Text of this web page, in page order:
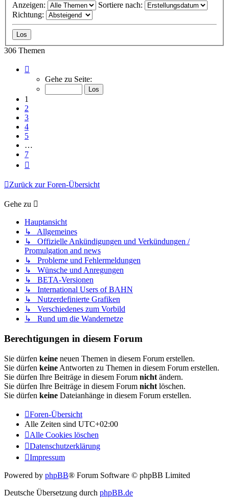
Anzeigen:
Sortiere nach:
Richtung:
306 Themen
von
Gehe zu Seite:
1
2
3
4
5
…
7
Zurück zur Foren-Übersicht
Gehe zu
Hauptansicht
↳ Allgemeines
↳ Offizielle Ankündigungen und Verkündungen /
Promulgation and news
↳ Probleme und Fehlermeldungen
↳ Wünsche und Anregungen
↳ BETA-Versionen
↳ International Users of BAHN
↳ Nutzerdefinierte Grafiken
↳ Verschiedenes zum Vorbild
↳ Rund um die Wandernetze
Berechtigungen in diesem Forum
Sie dürfen keine neuen Themen in diesem Forum erstellen.
Sie dürfen keine Antworten zu Themen in diesem Forum erstellen.
Sie dürfen Ihre Beiträge in diesem Forum nicht ändern.
Sie dürfen Ihre Beiträge in diesem Forum nicht löschen.
Sie dürfen keine Dateianhänge in diesem Forum erstellen.
Foren-Übersicht
Alle Zeiten sind UTC+02:00
Alle Cookies löschen
Datenschutzerklärung
Impressum
Powered by phpBB® Forum Software © phpBB Limited
Deutsche Übersetzung durch phpBB.de